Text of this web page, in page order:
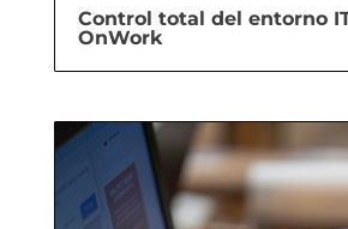
Control total del entorno
OnWork